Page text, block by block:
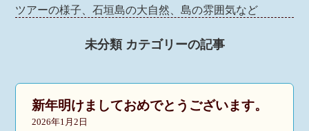
ツアーの様子、石垣島の大自然、島の雰囲気など
未分類 カテゴリーの記事
新年明けましておめでとうございます。
2026年1月2日